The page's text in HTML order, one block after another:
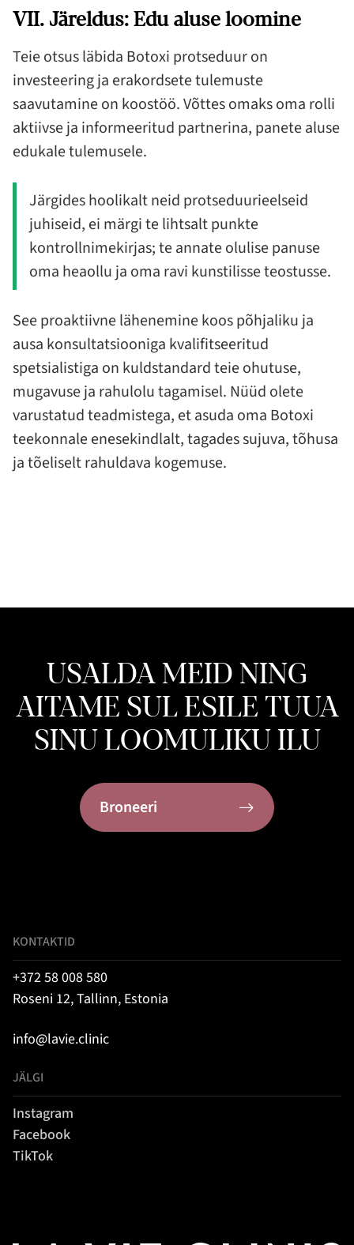
VII. Järeldus: Edu aluse loomine
Teie otsus läbida Botoxi protseduur on
investeering ja erakordsete tulemuste
saavutamine on koostöö. Võttes omaks oma rolli
aktiivse ja informeeritud partnerina, panete aluse
edukale tulemusele.
Järgides hoolikalt neid protseduurieelseid
juhiseid, ei märgi te lihtsalt punkte
kontrollnimekirjas; te annate olulise panuse
oma heaollu ja oma ravi kunstilisse teostusse.
See proaktiivne lähenemine koos põhjaliku ja
ausa konsultatsiooniga kvalifitseeritud
spetsialistiga on kuldstandard teie ohutuse,
mugavuse ja rahulolu tagamisel. Nüüd olete
varustatud teadmistega, et asuda oma Botoxi
teekonnale enesekindlalt, tagades sujuva, tõhusa
ja tõeliselt rahuldava kogemuse.
USALDA MEID NING
AITAME SUL ESILE TUUA
SINU LOOMULIKU ILU
Broneeri
KONTAKTID
+372 58 008 580
Roseni 12, Tallinn, Estonia
info@lavie.clinic
JÄLGI
Instagram
Facebook
TikTok